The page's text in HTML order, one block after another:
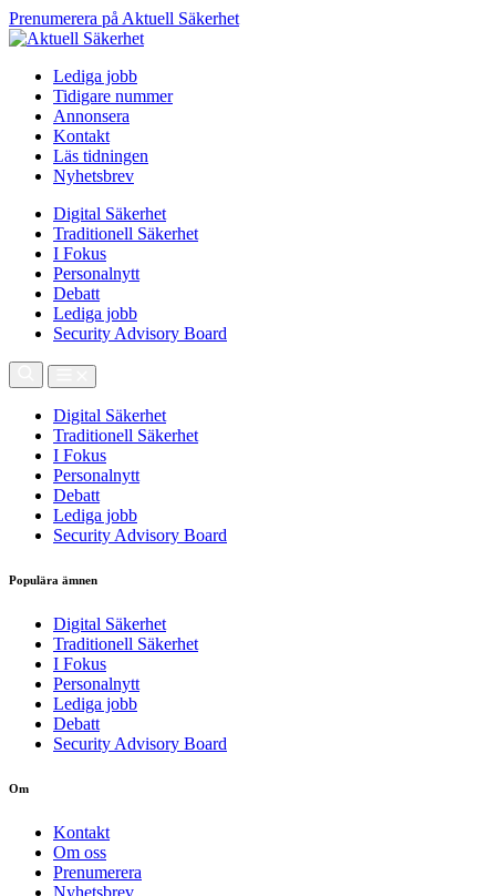
Prenumerera på Aktuell Säkerhet
Lediga jobb
Tidigare nummer
Annonsera
Kontakt
Läs tidningen
Nyhetsbrev
Digital Säkerhet
Traditionell Säkerhet
I Fokus
Personalnytt
Debatt
Lediga jobb
Security Advisory Board
Digital Säkerhet
Traditionell Säkerhet
I Fokus
Personalnytt
Debatt
Lediga jobb
Security Advisory Board
Populära ämnen
Digital Säkerhet
Traditionell Säkerhet
I Fokus
Personalnytt
Lediga jobb
Debatt
Security Advisory Board
Om
Kontakt
Om oss
Prenumerera
Nyhetsbrev